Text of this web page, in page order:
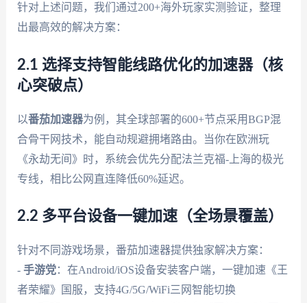
针对上述问题，我们通过200+海外玩家实测验证，整理
出最高效的解决方案：
2.1 选择支持智能线路优化的加速器（核
心突破点）
以番茄加速器为例，其全球部署的600+节点采用BGP混
合骨干网技术，能自动规避拥堵路由。当你在欧洲玩
《永劫无间》时，系统会优先分配法兰克福-上海的极光
专线，相比公网直连降低60%延迟。
2.2 多平台设备一键加速（全场景覆盖）
针对不同游戏场景，番茄加速器提供独家解决方案：
- 手游党：在Android/iOS设备安装客户端，一键加速《王
者荣耀》国服，支持4G/5G/WiFi三网智能切换